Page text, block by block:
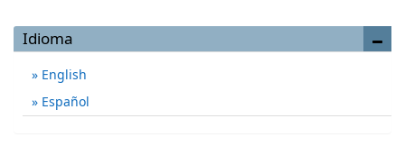
Idioma
English
Español